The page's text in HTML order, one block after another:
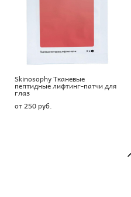
Skinosophy Тканевые
пептидные лифтинг-патчи для
глаз
от 250 pуб.